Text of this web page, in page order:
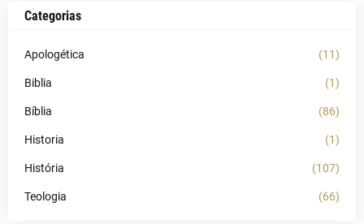
Categorias
Apologética (11)
Biblia (1)
Bíblia (86)
Historia (1)
História (107)
Teologia (66)